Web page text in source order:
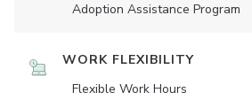
Adoption Assistance Program
WORK FLEXIBILITY
Flexible Work Hours